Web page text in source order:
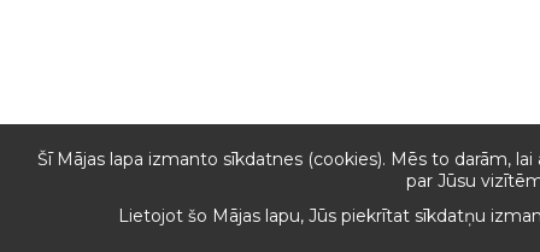
Šī Mājas lapa izmanto sīkdatnes (cookies). Mēs to darām,
par Jūsu
Lietojot šo Mājas lapu, Jūs piekrītat sīkdatņu